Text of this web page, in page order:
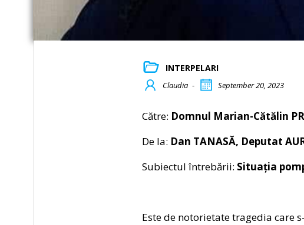
INTERPELARI
Claudia - September 20, 2023
Către: Domnul Marian-Cătălin
De la: Dan TANASĂ, Deputat
Subiectul întrebării: Situația
Este de notorietate tragedia care